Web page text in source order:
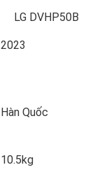
LG DVHP50B
2023
Hàn Quốc
10.5kg